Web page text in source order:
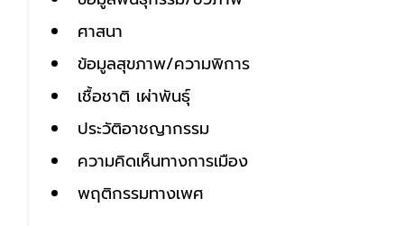
ศาสนา
ข้อมูลสุขภาพ/ความพิการ
เชื้อชาติ เผ่าพันธุ์
ประวัติอาชญากรรม
ความคิดเห็นทางการเมือง
พฤติกรรมทางเพศ